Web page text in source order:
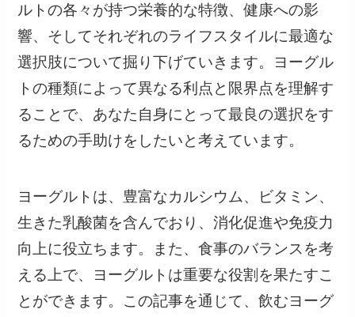
ルトの各々が持つ栄養的な特徴、健康への影
響、そしてそれぞれのライフスタイルに最適な
選択肢について掘り下げていきます。ヨーグル
トの種類によって異なる利点と限界点を理解す
ることで、あなた自身にとって最良の選択をす
るための手助けをしたいと考えています。
ヨーグルトは、豊富なカルシウム、ビタミン、
生きた乳酸菌を含んでおり、消化促進や免疫力
向上に役立ちます。また、食事のバランスを考
える上で、ヨーグルトは重要な役割を果たすこ
とができます。この記事を通じて、飲むヨーグ